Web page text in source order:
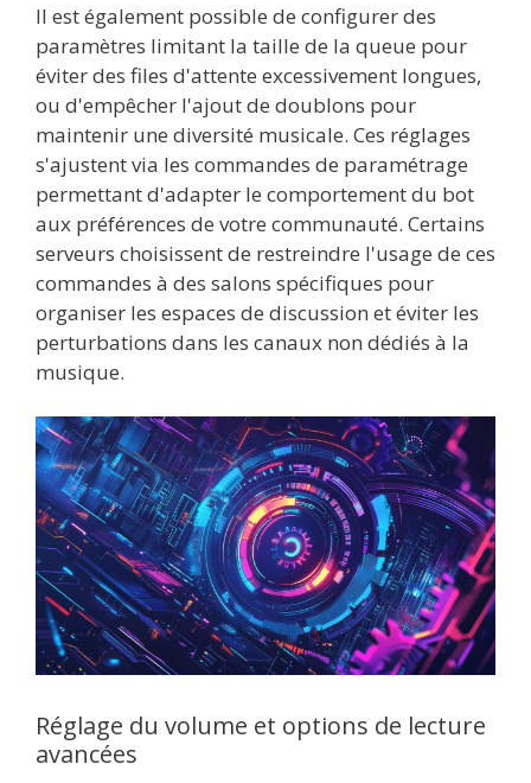
Il est également possible de configurer des
paramètres limitant la taille de la queue pour
éviter des files d'attente excessivement longues,
ou d'empêcher l'ajout de doublons pour
maintenir une diversité musicale. Ces réglages
s'ajustent via les commandes de paramétrage
permettant d'adapter le comportement du bot
aux préférences de votre communauté. Certains
serveurs choisissent de restreindre l'usage de ces
commandes à des salons spécifiques pour
organiser les espaces de discussion et éviter les
perturbations dans les canaux non dédiés à la
musique.
Réglage du volume et options de lecture
avancées